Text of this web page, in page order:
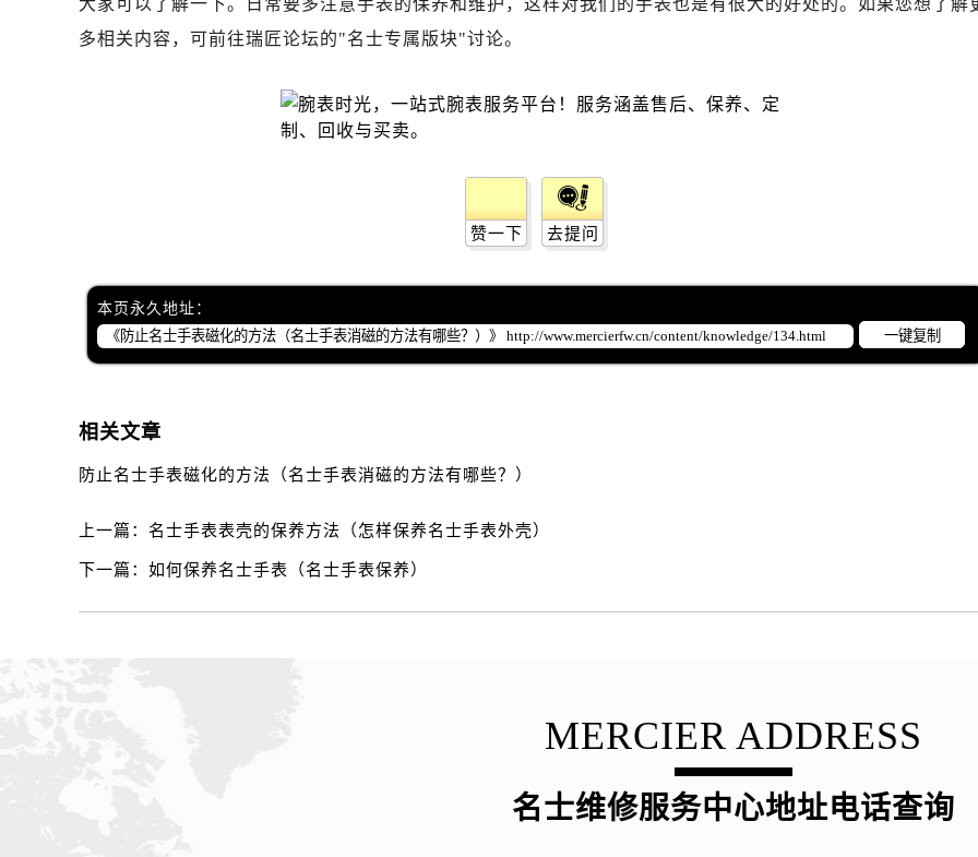
昆明市盘龙区北京路928号同德昆明广场写字楼10层06室（需提前预约）
石家庄市长安区中山东路39号勒泰中心写字楼B座13层07室（需提前预约）
海口市龙华区金贸东路5号海口华润大厦B座17层1707室（需提前预约）
唐山市路南区新华东道100号万达广场写字楼A座10层1002室（需提前预约）
内蒙古自治区呼和浩特市玉泉区大学西街70号华润万象城写字楼（鄂尔多斯大厦）23层2326室（需提
甘肃省兰州市七里河区西津西路16号兰州中心写字楼21层2102室（需提前预约）
黑龙江省大庆市萨尔图区会战大街名士售后服务中心（需提前预约）
黑龙江省黑河市爱辉区中央街名士售后服务中心（需提前预约）
黑龙江省七台河市桃山区大同街名士售后服务中心（需提前预约）
黑龙江省双鸭山市尖山区新兴大街名士售后服务中心（需提前预约）
黑龙江省绥化市北林区新华街与康庄路交叉口名士售后服务中心（需提前预约）
吉林省梅河口市新华街道梅河大街名士售后服务中心（需提前预约）
吉林省四平市铁东区紫气大路与南九经街交汇处名士售后服务中心（需提前预约）
吉林省松原市宁江区五环大街名士售后服务中心（需提前预约）
大家可以了解一下。日常要多注意手表的保养和维护，这样对我们的手表也是有很大的好处的。如果您想了解
多相关内容，可前往瑞匠论坛的"名士专属版块"讨论。
赞一下 去提问
本页永久地址：
一键复制
相关文章
防止名士手表磁化的方法（名士手表消磁的方法有哪些？）
上一篇： 名士手表表壳的保养方法（怎样保养名士手表外壳）
下一篇： 如何保养名士手表（名士手表保养）
MERCIER ADDRESS
名士维修服务中心地址电话查询
备注信息（非必填）：
提交服务 400-006-0073